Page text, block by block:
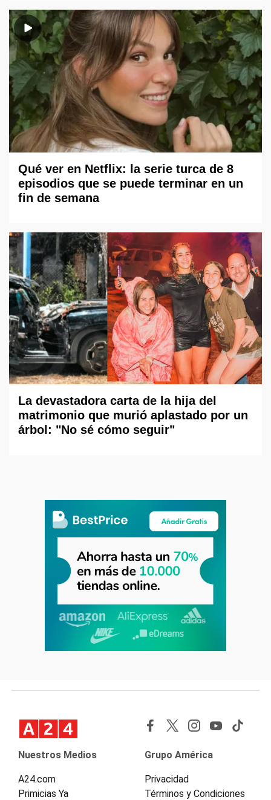
Qué ver en Netflix: la serie turca de 8
episodios que se puede terminar en un
fin de semana
La devastadora carta de la hija del
matrimonio que murió aplastado por un
árbol: "No sé cómo seguir"
Nuestros Medios
A24.com
Primicias Ya
Grupo América
Privacidad
Términos y Condiciones